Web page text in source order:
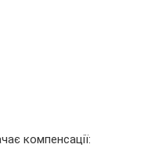
компенсації: